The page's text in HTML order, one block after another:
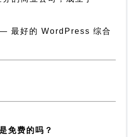
最好的 WordPress 综合
免费的吗？